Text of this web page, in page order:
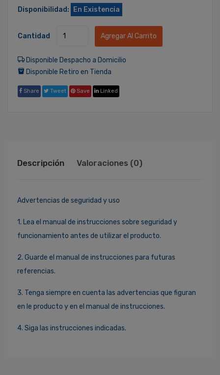
Disponibilidad: En Existencia
Cantidad Agregar Al Carrito
Disponible Despacho a Domicilio
Disponible Retiro en Tienda
Share Tweet Save Linked
Descripción Valoraciones (0)
Advertencias de seguridad y uso
1. Lea el manual de instrucciones sobre seguridad y
funcionamiento antes de utilizar el producto.
2. Guarde el manual de instrucciones para futuras
referencias.
3. Tenga siempre en cuenta las advertencias que figuran
en le producto y en el manual de instrucciones.
4. Siga las instrucciones indicadas.